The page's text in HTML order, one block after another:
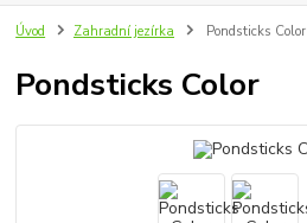
Úvod Zahradní jezírka Pondsticks Color
Pondsticks Color